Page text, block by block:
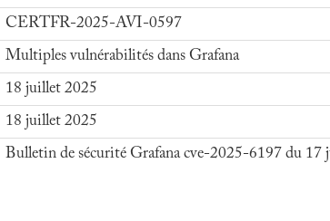
CERTFR-2025-AVI-0597
Multiples vulnérabilités dans Grafana
18 juillet 2025
18 juillet 2025
Bulletin de sécurité Grafana cve-2025-6197 du 17